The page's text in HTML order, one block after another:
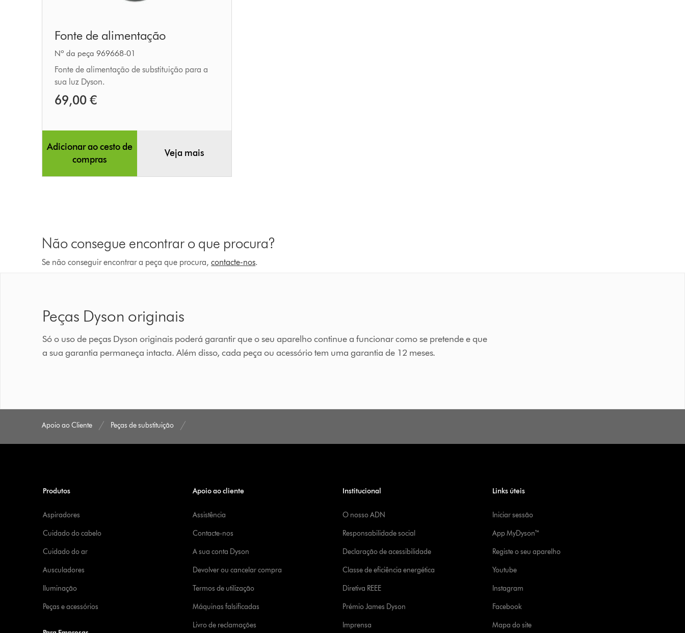
de
alimentação
Fonte de alimentação
Nº da peça 969668-01
Fonte de alimentação de substituição para a
sua luz Dyson.
69,00 €
Adicionar ao cesto de
compras
Veja mais
Não consegue encontrar o que procura?
Se não conseguir encontrar a peça que procura,contacte-nos.
Peças Dyson originais
Só o uso de peças Dyson originais poderá garantir que o seu aparelho continue a funcionar como se pretende e que
a sua garantia permaneça intacta. Além disso, cada peça ou acessório tem uma garantia de 12 meses.
Apoio ao Cliente Peças de substituição
Produtos
Aspiradores
Cuidado do cabelo
Cuidado do ar
Ausculadores
Iluminação
Peças e acessórios
Apoio ao cliente
Assistência
Contacte-nos
A sua conta Dyson
Devolver ou cancelar compra
Termos de utilização
Máquinas falsificadas
Livro de reclamações
Institucional
O nosso ADN
Responsabilidade social
Declaração de acessibilidade
Classe de eficiência energética
Diretiva REEE
Prémio James Dyson
Imprensa
Links úteis
Iniciar sessão
App MyDyson™
Registe o seu aparelho
Youtube
Instagram
Facebook
Mapa do site